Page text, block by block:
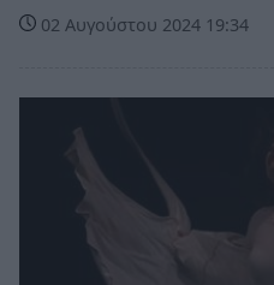
02 Αυγούστου 2024 19:34